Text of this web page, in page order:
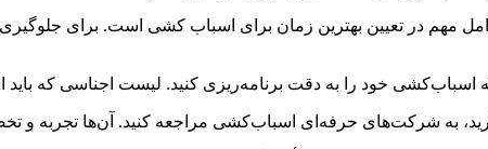
مهم در تعیین بهترین زمان برای اسباب کشی است. برای جلوگیری
خود را به دقت برنامه‌ریزی کنید. لیست اجناسی که باید